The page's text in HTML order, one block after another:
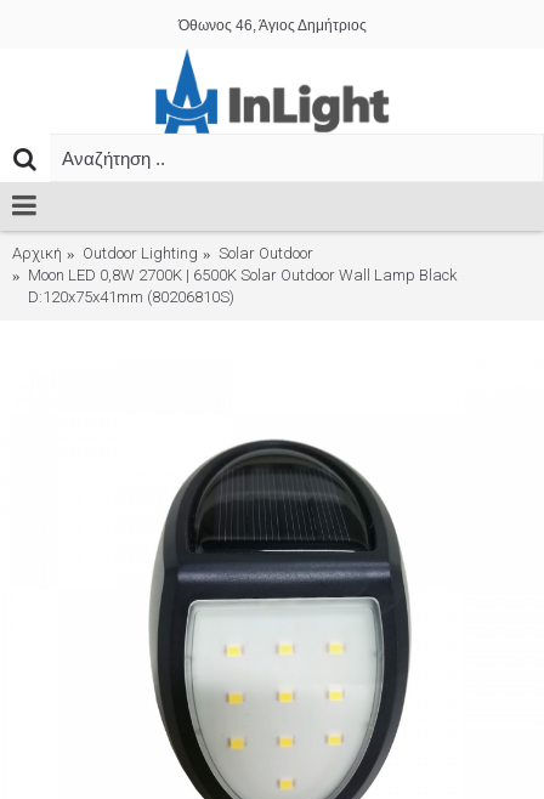
Όθωνος 46, Άγιος Δημήτριος
Αρχική Outdoor Lighting
Solar Outdoor
Moon LED 0,8W 2700K | 6500K Solar Outdoor Wall Lamp Black
D:120x75x41mm (80206810S)